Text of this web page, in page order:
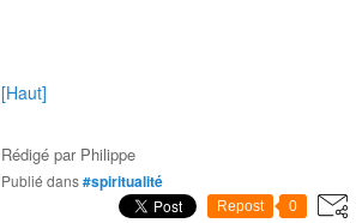
[Haut]
Rédigé par Philippe
Publié dans#spiritualité
Repost 0